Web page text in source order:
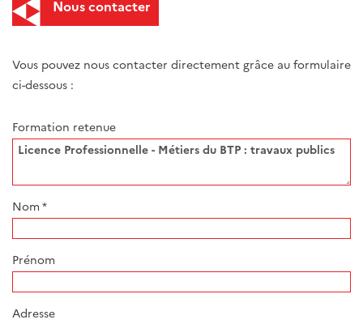
Nous contacter
Vous pouvez nous contacter directement grâce au formulaire
ci-dessous :
Formation retenue
Nom *
Prénom
Adresse